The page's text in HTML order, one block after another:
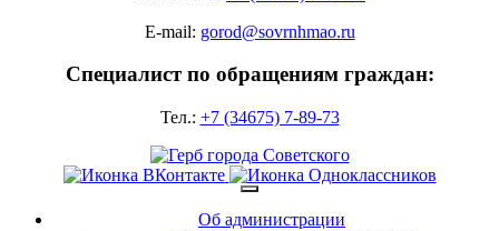
E-mail: gorod@sovrnhmao.ru
Специалист по обращениям граждан:
Тел.: +7 (34675) 7-89-73
Об администрации